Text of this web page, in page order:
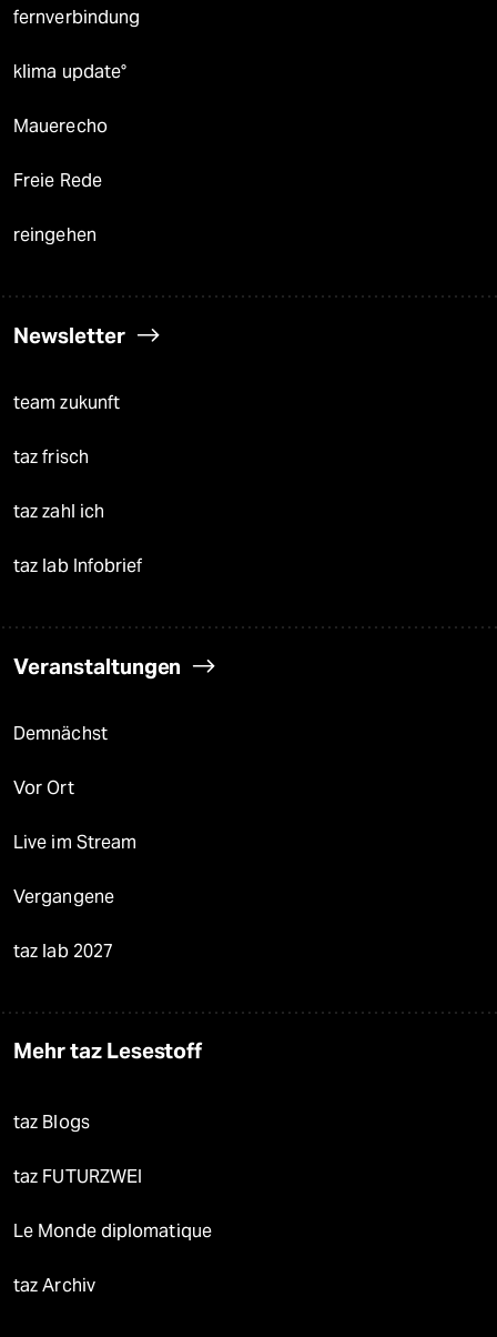
fernverbindung
klima update°
Mauerecho
Freie Rede
reingehen
Newsletter
team zukunft
taz frisch
taz zahl ich
taz lab Infobrief
Veranstaltungen
Demnächst
Vor Ort
Live im Stream
Vergangene
taz lab 2027
Mehr taz Lesestoff
taz Blogs
taz FUTURZWEI
Le Monde diplomatique
taz Archiv